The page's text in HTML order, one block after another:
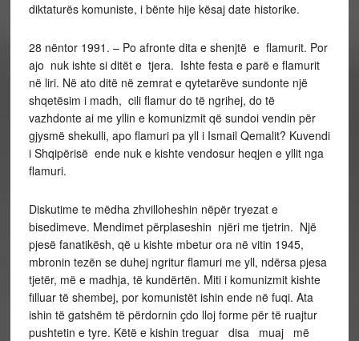
diktaturës komuniste, i bënte hije kësaj date historike.
28 nëntor 1991. – Po afronte dita e shenjtë e flamurit. Por
ajo nuk ishte si ditët e tjera. Ishte festa e parë e flamurit
në liri. Në ato ditë në zemrat e qytetarëve sundonte një
shqetësim i madh, cili flamur do të ngrihej, do të
vazhdonte ai me yllin e komunizmit që sundoi vendin për
gjysmë shekulli, apo flamuri pa yll i Ismail Qemalit? Kuvendi
i Shqipërisë ende nuk e kishte vendosur heqjen e yllit nga
flamuri.
Diskutime te mëdha zhvilloheshin nëpër tryezat e
bisedimeve. Mendimet përplaseshin njëri me tjetrin. Një
pjesë fanatikësh, që u kishte mbetur ora në vitin 1945,
mbronin tezën se duhej ngritur flamuri me yll, ndërsa pjesa
tjetër, më e madhja, të kundërtën. Miti i komunizmit kishte
filluar të shembej, por komunistët ishin ende në fuqi. Ata
ishin të gatshëm të përdornin çdo lloj forme për të ruajtur
pushtetin e tyre. Këtë e kishin treguar disa muaj më